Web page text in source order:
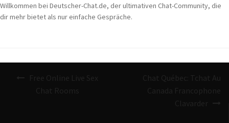
Willkommen bei Deutscher-Chat.de, der ultimativen Chat-Community, die
dir mehr bietet als nur einfache Gespräche.
Free Online Live Sex
Chat Rooms
Chat Québec: Tchat Au
Canada Francophone
Clavarder